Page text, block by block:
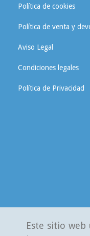
Este sitio web
Política de cookies
Política de venta y
Aviso Legal
Condiciones legales
Política de Privacidad